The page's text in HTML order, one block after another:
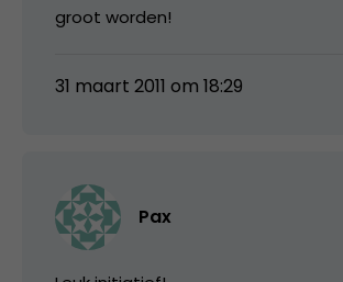
groot worden!
31 maart 2011 om 18:29
Pax